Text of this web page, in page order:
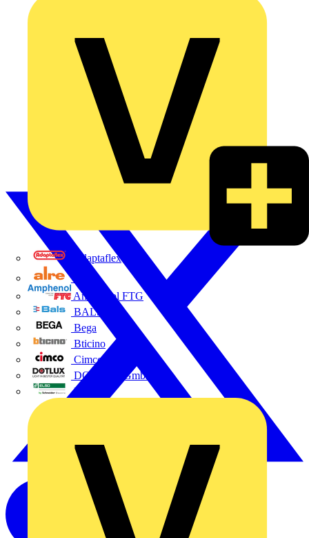
Adaptaflex
Amphenol FTG
BALS
Bega
Bticino
Cimco
DOTLUX GmbH
Elso